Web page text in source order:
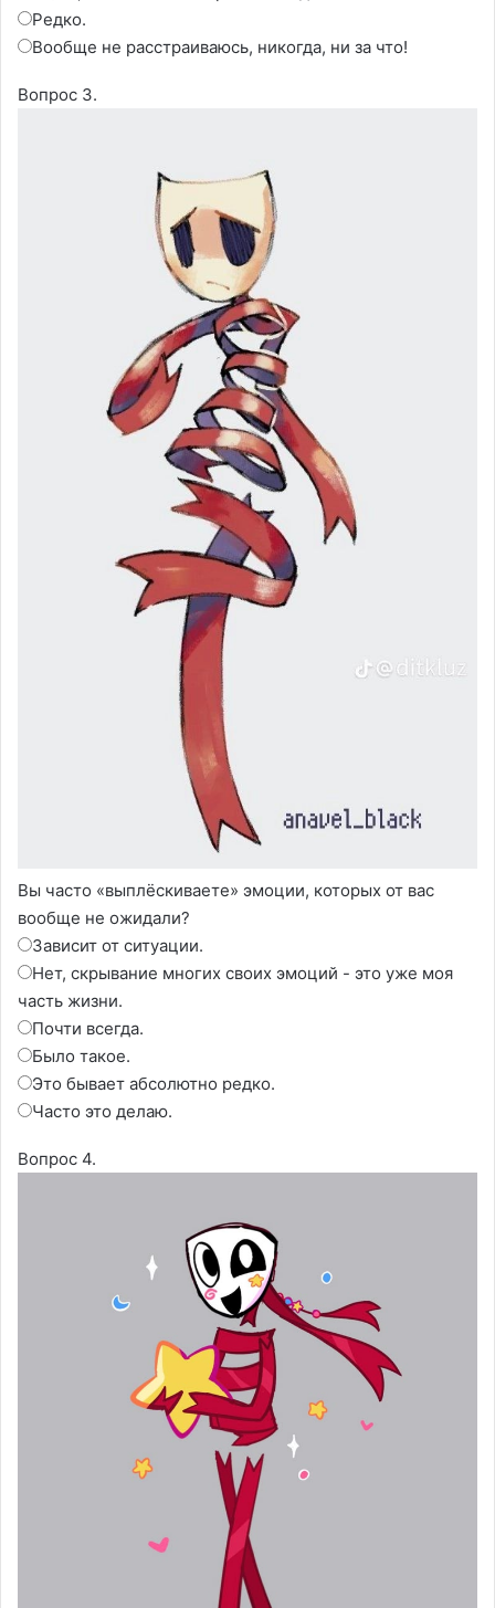
Редко.
Вообще не расстраиваюсь, никогда, ни за что!
Вопрос 3.
Вы часто «выплёскиваете» эмоции, которых от вас
вообще не ожидали?
Зависит от ситуации.
Нет, скрывание многих своих эмоций - это уже моя
часть жизни.
Почти всегда.
Было такое.
Это бывает абсолютно редко.
Часто это делаю.
Вопрос 4.